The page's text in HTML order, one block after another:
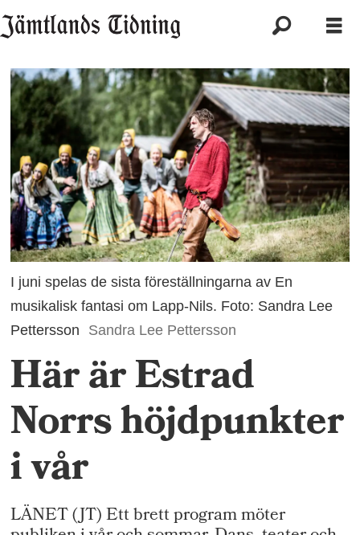
I juni spelas de sista föreställningarna av En
musikalisk fantasi om Lapp-Nils. Foto: Sandra Lee
Pettersson
Sandra Lee Pettersson
Här är Estrad
Norrs höjdpunkter
i vår
LÄNET (JT) Ett brett program möter